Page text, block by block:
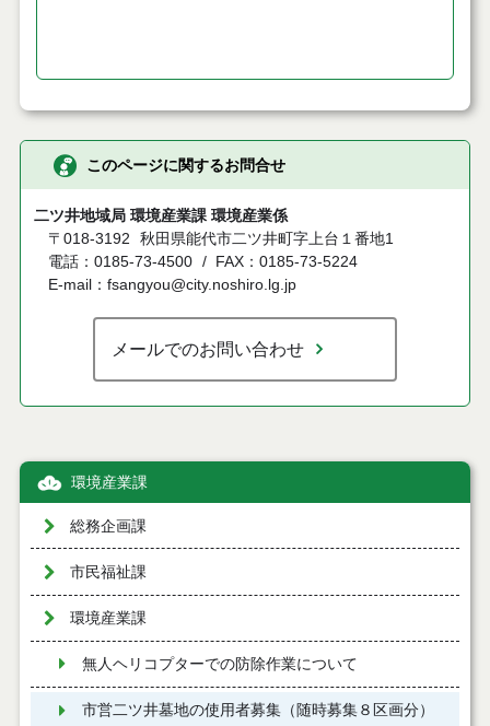
このページに関するお問合せ
二ツ井地域局 環境産業課 環境産業係
〒018-3192
秋田県能代市二ツ井町字上台１番地1
電話：0185-73-4500
FAX：0185-73-5224
E-mail：fsangyou@city.noshiro.lg.jp
メールでのお問い合わせ
環境産業課
総務企画課
市民福祉課
環境産業課
無人ヘリコプターでの防除作業について
市営二ツ井墓地の使用者募集（随時募集８区画分）